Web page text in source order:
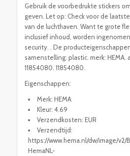
Gebruik de voorbedrukte stickers
geven. Let op: Check voor de
van de luchthaven. Want te grote
inclusief inhoud, worden
security. . De
samenstelling: plastic. merk: HEMA.
11854080. 11854080.
Eigenschappen:
Merk: HEMA
Kleur: 4.69
Verzendkosten: EUR
Verzendtijd:
https://www.hema.nl/dw/image/
HemaNL-